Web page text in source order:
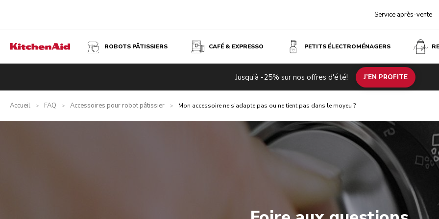
Service après-vente
ROBOTS PÂTISSIERS CAFÉ & EXPRESSO PETITS ÉLECTROMÉNAGERS
Jusqu'à -25% sur nos offres d'été! J’EN PROFITE
Accueil > FAQ > Accessoires pour robot pâtissier > Mon accessoire ne s’adapte pas ou ne tient pas dans le moyeu ?